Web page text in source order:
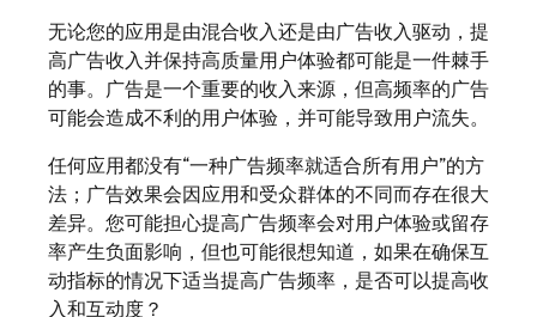
无论您的应用是由混合收入还是由广告收入驱动，提
高广告收入并保持高质量用户体验都可能是一件棘手
的事。广告是一个重要的收入来源，但高频率的广告
可能会造成不利的用户体验，并可能导致用户流失。
任何应用都没有“一种广告频率就适合所有用户”的方
法；广告效果会因应用和受众群体的不同而存在很大
差异。您可能担心提高广告频率会对用户体验或留存
率产生负面影响，但也可能很想知道，如果在确保互
动指标的情况下适当提高广告频率，是否可以提高收
入和互动度？